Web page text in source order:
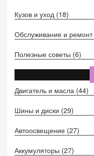
Кузов и уход (18)
Обслуживание и ремонт
Полезные советы (6)
Двигатель и масла (44)
Шины и диски (29)
Автоосвещение (27)
Аккумуляторы (27)